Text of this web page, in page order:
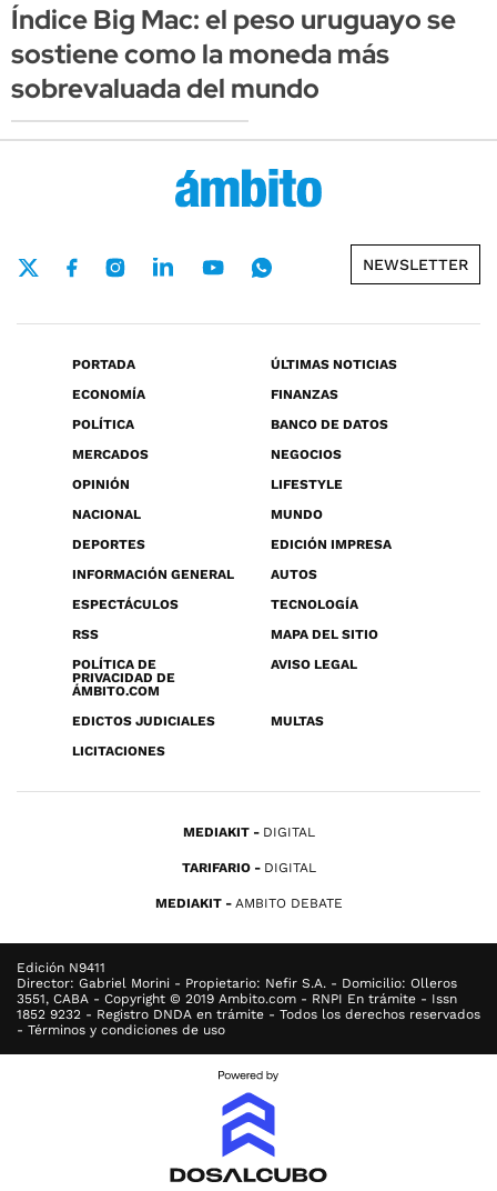
Índice Big Mac: el peso uruguayo se
sostiene como la moneda más
sobrevaluada del mundo
NEWSLETTER
PORTADA
ÚLTIMAS NOTICIAS
ECONOMÍA
FINANZAS
POLÍTICA
BANCO DE DATOS
MERCADOS
NEGOCIOS
OPINIÓN
LIFESTYLE
NACIONAL
MUNDO
DEPORTES
EDICIÓN IMPRESA
INFORMACIÓN GENERAL
AUTOS
ESPECTÁCULOS
TECNOLOGÍA
RSS
MAPA DEL SITIO
POLÍTICA DE
PRIVACIDAD DE
ÁMBITO.COM
AVISO LEGAL
EDICTOS JUDICIALES
MULTAS
LICITACIONES
MEDIAKIT DIGITAL
TARIFARIO DIGITAL
MEDIAKIT AMBITO DEBATE
Edición N9411
Director: Gabriel Morini - Propietario: Nefir S.A. - Domicilio: Olleros
3551, CABA - Copyright © 2019 Ambito.com - RNPI En trámite - Issn
1852 9232 - Registro DNDA en trámite - Todos los derechos reservados
- Términos y condiciones de uso